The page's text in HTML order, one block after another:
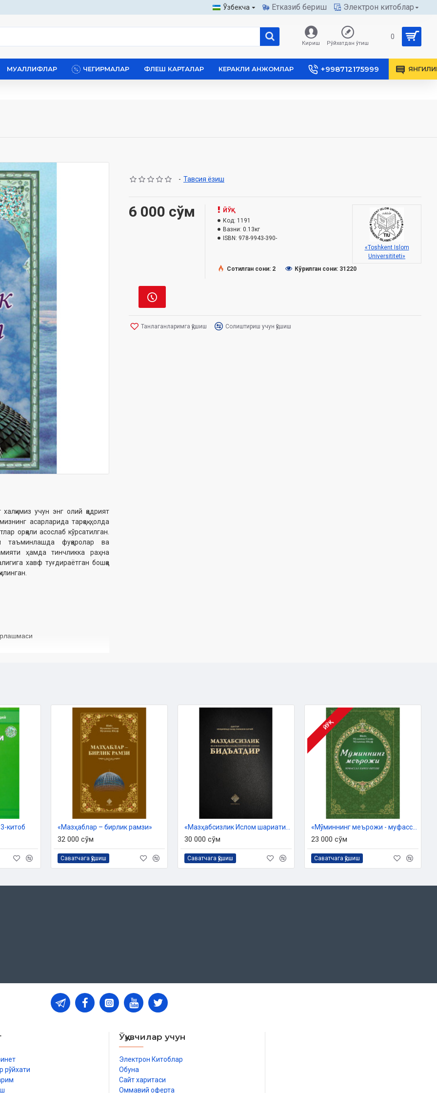
Ўзбекча Етказиб бериш Электрон китоблар
Кириш Рўйхатдан ўтиш
0
МУАЛЛИФЛАР ЧЕГИРМАЛАР ФЛЕШ КАРТАЛАР КЕРАКЛИ АНЖОМЛАР +998712175999
учун энг олий қадрият
асарларида тарқоқ ҳолда
орқали асослаб кўрсатилган.
таъминлашда фуқаролар ва
ҳамда тинчликка раҳна
хавф туғдираётган бошқа
- Тавсия ёзиш
6 000 сўм
ЙЎҚ
Код: 1191
Вазни: 0.13кг
ISBN: 978-9943-390-
«Toshkent Islom
Universititeti»
Сотилган сони: 2
Кўрилган сони: 31220
Танлаганларимга қўшиш Солиштириш учун қўшиш
китоб «Мазҳаблар – бирлик рамзи»
32 000 сўм
Саватчага қўшиш
30 000 сўм
Саватчага қўшиш
ЙЎҚ
23 000 сўм
Саватчага қўшиш
рўйхати
Ўқувчилар учун
Электрон Китоблар
Обуна
Сайт харитаси
Оммавий оферта